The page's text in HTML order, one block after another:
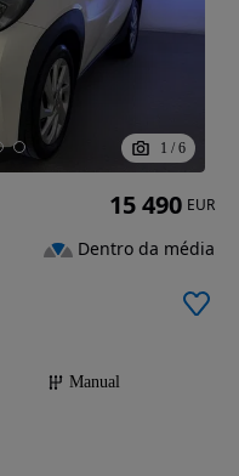
1 / 6
Manual
15 490 EUR
Dentro da média